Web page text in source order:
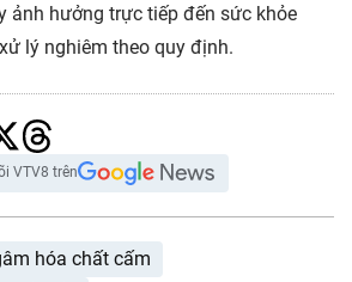
ảnh hưởng trực tiếp đến sức khỏe
lý nghiêm theo quy định.
VTV8 trên
hóa chất cấm